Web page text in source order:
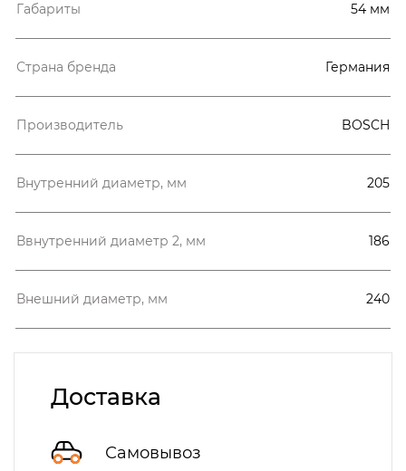
Габариты 54 мм
Страна бренда Германия
Производитель BOSCH
Внутренний диаметр, мм 205
Ввнутренний диаметр 2, мм 186
Внешний диаметр, мм 240
Доставка
Самовывоз